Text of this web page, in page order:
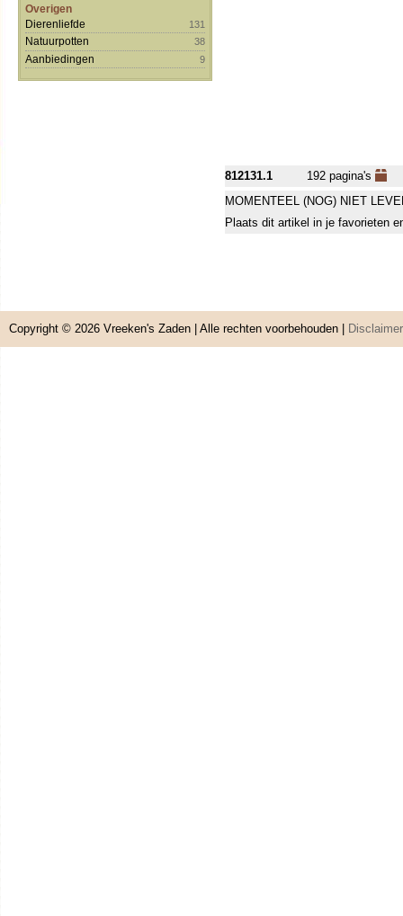
Overigen
Dierenliefde
131
Natuurpotten 38
Aanbiedingen 9
812131.1
192 pagina's
MOMENTEEL (NOG) NIET
Plaats dit artikel in je favorieten
Copyright © 2026 Vreeken's Zaden | Alle rechten voorbehouden | Disclaimer